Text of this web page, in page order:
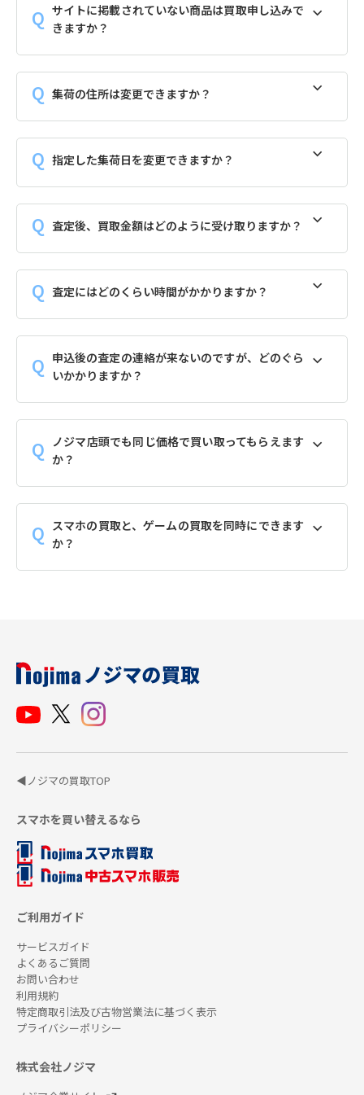
サイトに掲載されていない商品は買取申し込みで
きますか？
集荷の住所は変更できますか？
指定した集荷日を変更できますか？
査定後、買取金額はどのように受け取りますか？
査定にはどのくらい時間がかかりますか？
申込後の査定の連絡が来ないのですが、どのぐら
いかかりますか？
ノジマ店頭でも同じ価格で買い取ってもらえます
か？
スマホの買取と、ゲームの買取を同時にできます
か？
◀ノジマの買取TOP
スマホを買い替えるなら
ご利用ガイド
サービスガイド
よくあるご質問
お問い合わせ
利用規約
特定商取引法及び古物営業法に基づく表示
プライバシーポリシー
株式会社ノジマ